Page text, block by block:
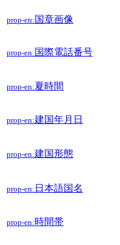
prop-en: 国章画像
prop-en: 国際電話番号
prop-en:夏時間
prop-en:建国年月日
prop-en:建国形態
prop-en: 日本語国名
prop-en:時間帯